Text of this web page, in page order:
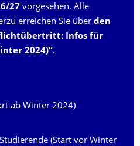
27 vorgesehen. Alle
erreichen Sie über den
Infos für
2024)“.
ab Winter 2024)
(Start vor Winter